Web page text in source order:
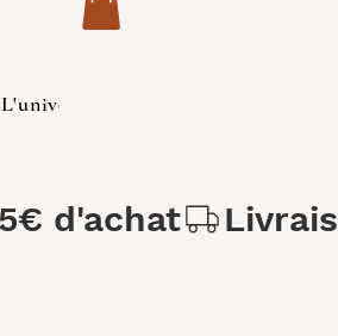
L'univers des Chats